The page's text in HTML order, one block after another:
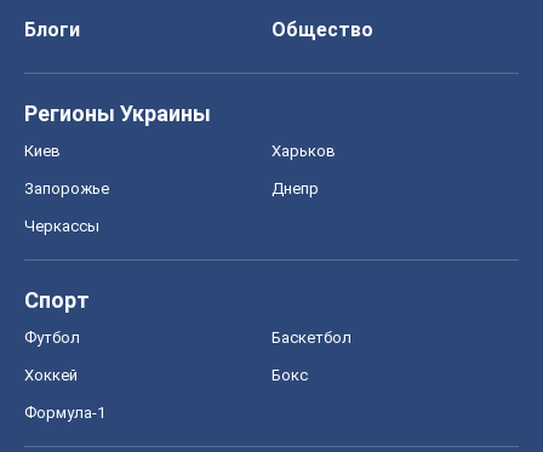
Блоги
Общество
Регионы Украины
Киев Харьков
Запорожье Днепр
Черкассы
Спорт
Футбол Баскетбол
Хоккей Бокс
Формула-1